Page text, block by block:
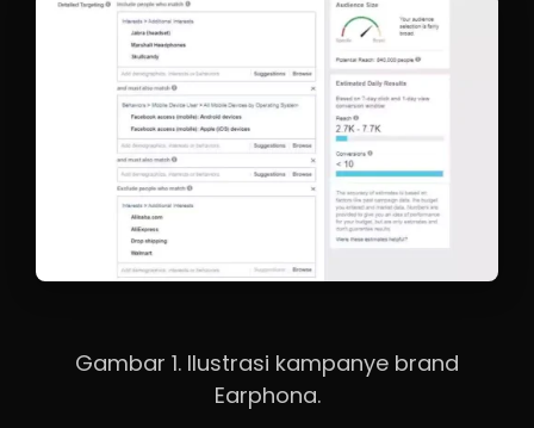
Gambar 1. Ilustrasi kampanye brand
Earphona.